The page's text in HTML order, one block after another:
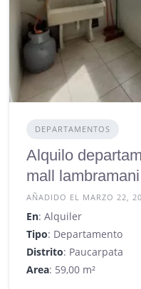
DEPARTAMENTOS
Alquilo
mall lambramani
AÑADIDO EL MARZO 22,
En: Alquiler
Tipo: Departamento
Distrito: Paucarpata
Area: 59,00 m²